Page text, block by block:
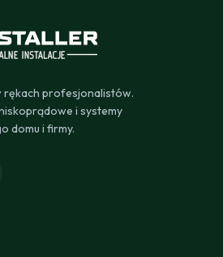
rękach profesjonalistów.
i systemy
domu i firmy.